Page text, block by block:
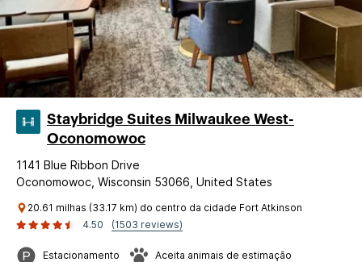
Staybridge Suites Milwaukee West-
Oconomowoc
1141 Blue Ribbon Drive
Oconomowoc, Wisconsin 53066, United States
20.61 milhas (33.17 km) do centro da cidade Fort Atkinson
4.50
(1503 reviews)
Estacionamento Aceita animais de estimação